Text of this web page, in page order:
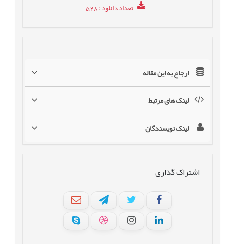
تعداد دانلود: 528
ارجاع به این مقاله
لینک های مرتبط
لینک نویسندگان
اشتراک گذاری